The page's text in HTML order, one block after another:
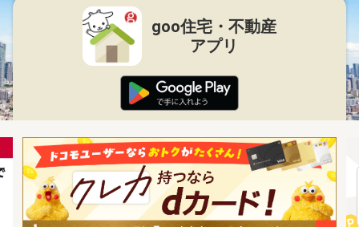
goo住宅・不動産
アプリ